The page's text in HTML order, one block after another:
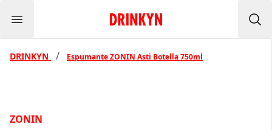
Menu Inicio Drinkyn
DRINKYN / Espumante ZONIN Asti Botella 750ml
ZONIN